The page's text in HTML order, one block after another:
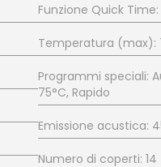
Funzione Quick Time:
Temperatura (max):
Programmi speciali:
75°C, Rapido
Emissione acustica:
Numero di coperti: 14